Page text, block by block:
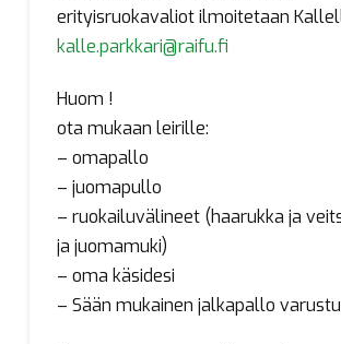
erityisruokavaliot ilmoitetaan
kalle.parkkari@raifu.fi
Huom !
ota mukaan leirille:
– omapallo
– juomapullo
– ruokailuvälineet (haarukka ja
ja juomamuki)
– oma käsidesi
– Sään mukainen jalkapallo